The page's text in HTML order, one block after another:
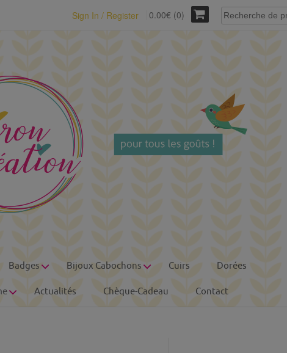
Sign In / Register 0.00€ (0)
Recherche
pour :
Badges Bijoux Cabochons Cuirs Dorées
Actualités Chèque-Cadeau Contact